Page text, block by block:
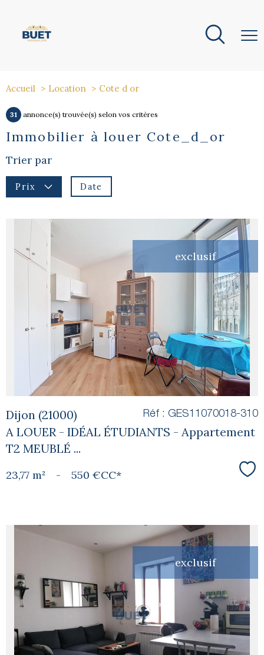
Accueil Location Cote d or
31 annonce(s) trouvée(s) selon vos critères
Immobilier à louer Cote_d_or
Trier par
Prix Date
exclusif
voir le
bien
Dijon (21000)
A LOUER - IDÉAL ÉTUDIANTS - Appartement
T2 MEUBLÉ ...
Réf : GES11070018-310
23,77 m² - 550 €CC*
exclusif
voir le
bien